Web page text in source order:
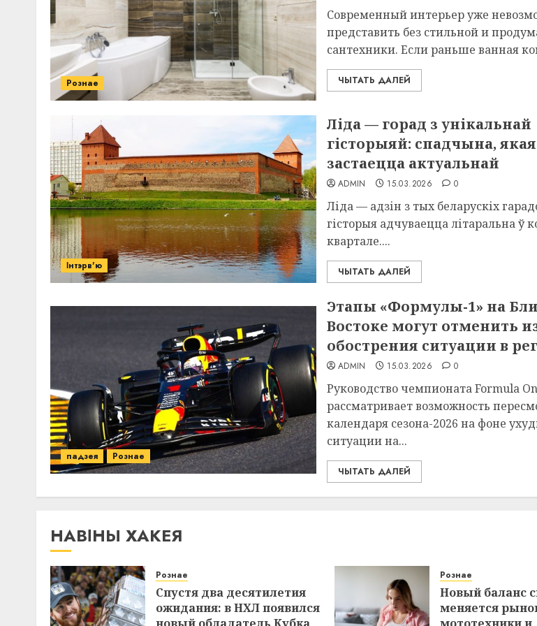
Рознае
Современный интерьер уже
представить без стильной и
сантехники. Если раньше ванная
ЧЫТАТЬ ДАЛЕЙ
Інтэрв'ю
Ліда — горад з унікальнай
гісторыяй: спадчына, якая
застаецца актуальнай
ADMIN 15.03.2026 0
Ліда — адзін з тых беларускіх
гісторыя адчуваецца літаральна ў
квартале....
ЧЫТАТЬ ДАЛЕЙ
падзея Рознае
Этапы «Формулы-1» на
Востоке могут отменить
обострения ситуации в
ADMIN 15.03.2026 0
Руководство чемпионата Formula
рассматривает возможность
календаря сезона-2026 на фоне
ситуации на...
ЧЫТАТЬ ДАЛЕЙ
НАВІНЫ ХАКЕЯ
Рознае
Спустя два десятилетия
ожидания: в НХЛ появился
Рознае
Новый баланс
меняется